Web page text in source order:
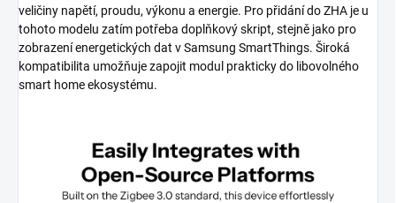
veličiny napětí, proudu, výkonu a energie. Pro přidání do ZHA je u
tohoto modelu zatím potřeba doplňkový skript, stejně jako pro
zobrazení energetických dat v Samsung SmartThings. Široká
kompatibilita umožňuje zapojit modul prakticky do libovolného
smart home ekosystému.